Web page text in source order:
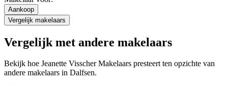
Aankoop
Vergelijk makelaars
Vergelijk met andere makelaars
Bekijk hoe Jeanette Visscher Makelaars presteert ten opzichte van
andere makelaars in Dalfsen.